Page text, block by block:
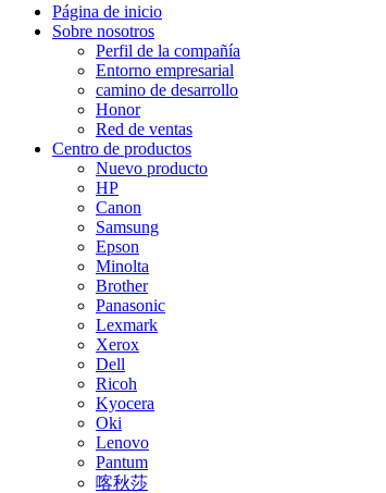
Página de inicio
Sobre nosotros
Perfil de la compañía
Entorno empresarial
camino de desarrollo
Honor
Red de ventas
Centro de productos
Nuevo producto
HP
Canon
Samsung
Epson
Minolta
Brother
Panasonic
Lexmark
Xerox
Dell
Ricoh
Kyocera
Oki
Lenovo
Pantum
喀秋莎